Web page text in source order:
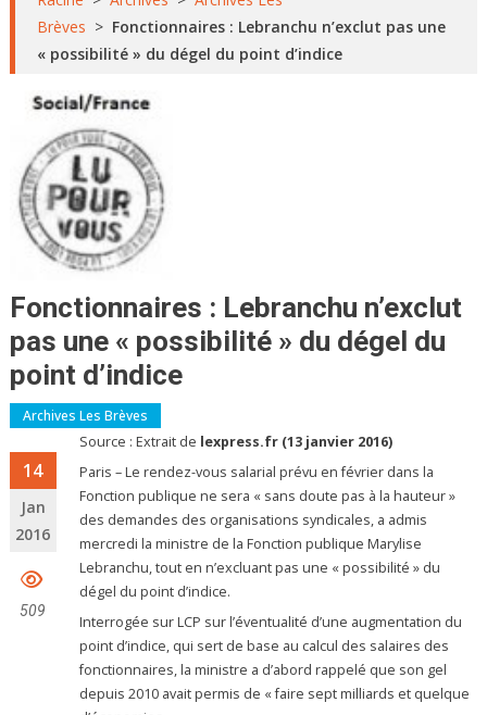
Brèves > Fonctionnaires : Lebranchu n’exclut pas une
« possibilité » du dégel du point d’indice
Fonctionnaires : Lebranchu n’exclut
pas une « possibilité » du dégel du
point d’indice
Archives Les Brèves
14
Jan
2016
509
Source : Extrait de lexpress.fr (13 janvier 2016)
Paris – Le rendez-vous salarial prévu en février dans la
Fonction publique ne sera « sans doute pas à la hauteur »
des demandes des organisations syndicales, a admis
mercredi la ministre de la Fonction publique Marylise
Lebranchu, tout en n’excluant pas une « possibilité » du
dégel du point d’indice.
Interrogée sur LCP sur l’éventualité d’une augmentation du
point d’indice, qui sert de base au calcul des salaires des
fonctionnaires, la ministre a d’abord rappelé que son gel
depuis 2010 avait permis de « faire sept milliards et quelque